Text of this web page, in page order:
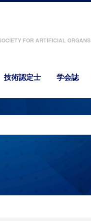
FOR ARTIFICIAL ORGANS
技術認定士 学会誌